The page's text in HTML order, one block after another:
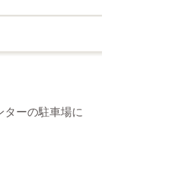
ターの駐車場に